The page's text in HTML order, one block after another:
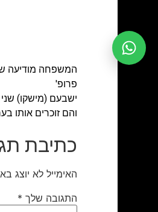
המשפחה מודיעה
פרופ'
ישבעם (מישקו) שני
והם זוכרים אותו
כתיבת
האימייל לא יוצג
התגובה שלך *